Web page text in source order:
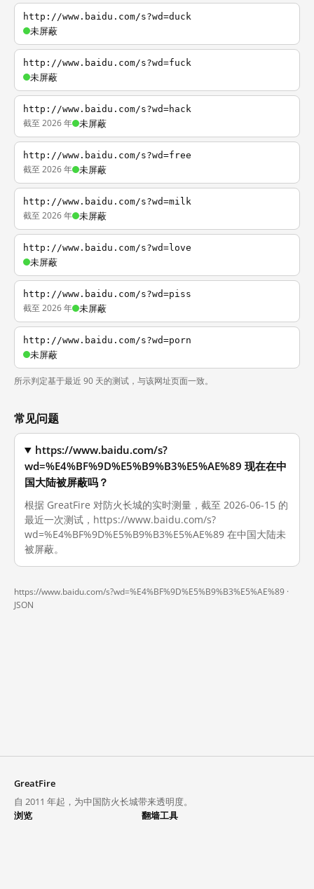
http://www.baidu.com/s?wd=duck
未屏蔽
http://www.baidu.com/s?wd=fuck
未屏蔽
http://www.baidu.com/s?wd=hack
截至 2026 年 未屏蔽
http://www.baidu.com/s?wd=free
截至 2026 年 未屏蔽
http://www.baidu.com/s?wd=milk
截至 2026 年 未屏蔽
http://www.baidu.com/s?wd=love
未屏蔽
http://www.baidu.com/s?wd=piss
截至 2026 年 未屏蔽
http://www.baidu.com/s?wd=porn
未屏蔽
所示判定基于最近 90 天的测试，与该网址页面一致。
常见问题
https://www.baidu.com/s?
wd=%E4%BF%9D%E5%B9%B3%E5%AE%89 现在在中
国大陆被屏蔽吗？
根据 GreatFire 对防火长城的实时测量，截至 2026-06-15 的
最近一次测试，https://www.baidu.com/s?
wd=%E4%BF%9D%E5%B9%B3%E5%AE%89 在中国大陆未
被屏蔽。
https://www.baidu.com/s?wd=%E4%BF%9D%E5%B9%B3%E5%AE%89 ·
JSON
GreatFire
自 2011 年起，为中国防火长城带来透明度。
浏览
翻墙工具